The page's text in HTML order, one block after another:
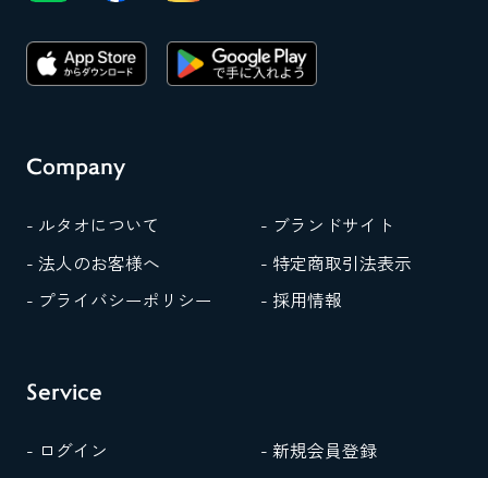
Company
- ルタオについて
- ブランドサイト
- 法人のお客様へ
- 特定商取引法表示
- プライバシーポリシー
- 採用情報
Service
- ログイン
- 新規会員登録